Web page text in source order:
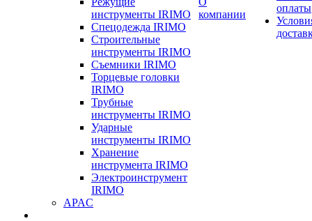
инструменты IRIMO
Спецодежда IRIMO
Строительные
инструменты IRIMO
Съемники IRIMO
Торцевые головки
IRIMO
Трубные
инструменты IRIMO
Ударные
инструменты IRIMO
Хранение
инструмента IRIMO
Электроинструмент
IRIMO
APAC
компании
оплаты